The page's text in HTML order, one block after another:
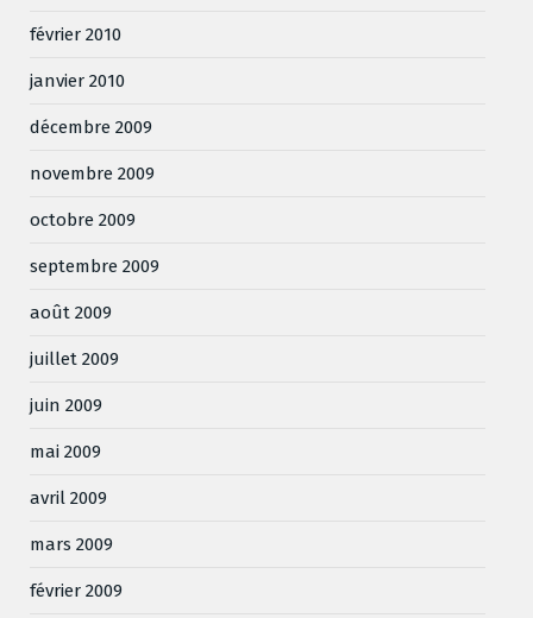
février 2010
janvier 2010
décembre 2009
novembre 2009
octobre 2009
septembre 2009
août 2009
juillet 2009
juin 2009
mai 2009
avril 2009
mars 2009
février 2009